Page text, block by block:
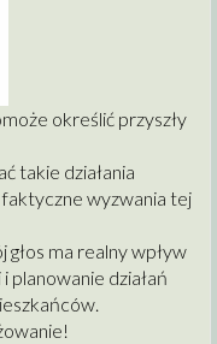
określić przyszły
takie działania
wyzwania tej
ma realny wpływ
planowanie działań